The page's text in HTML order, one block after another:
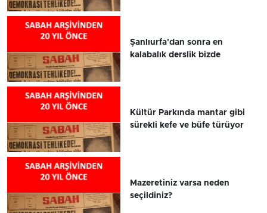
Şanlıurfa'dan sonra en
kalabalık derslik bizde
Kültür Parkında mantar gibi
sürekli kefe ve büfe türüyor
Mazeretiniz varsa neden
seçildiniz?